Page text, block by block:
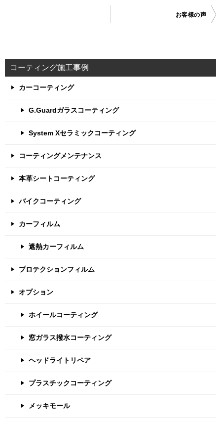
ビ
お客様の声
コーティング施工事例
カーコーティング
G.Guardガラスコーティング
System Xセラミックコーティング
コーティングメンテナンス
本革シートコーティング
バイクコーティング
カーフィルム
遮熱カーフィルム
プロテクションフィルム
オプション
ホイールコーティング
窓ガラス撥水コーティング
ヘッドライトリペア
プラスチックコーティング
メッキモール